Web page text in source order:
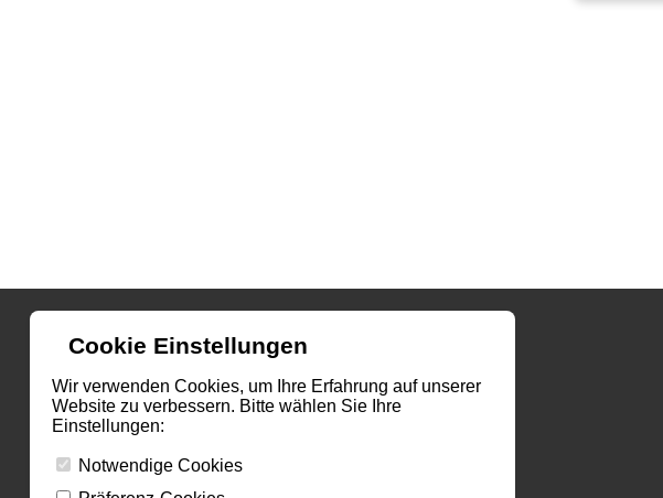
Cookie Einstellungen
Wir verwenden Cookies, um Ihre Erfahrung auf unserer
Website zu verbessern. Bitte wählen Sie Ihre
Einstellungen:
Notwendige Cookies